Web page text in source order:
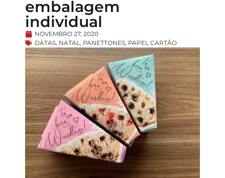
embalagem
individual
NOVEMBRO 27, 2020
DATAS, NATAL , PANETTONES, PAPEL CARTÃO